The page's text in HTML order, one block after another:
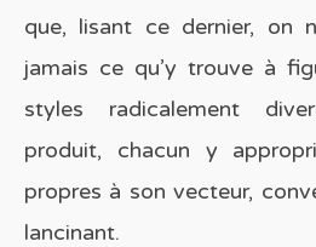
que, lisant ce dernier, on
jamais ce qu’y trouve à
styles radicalement
produit, chacun y
propres à son vecteur,
lancinant.